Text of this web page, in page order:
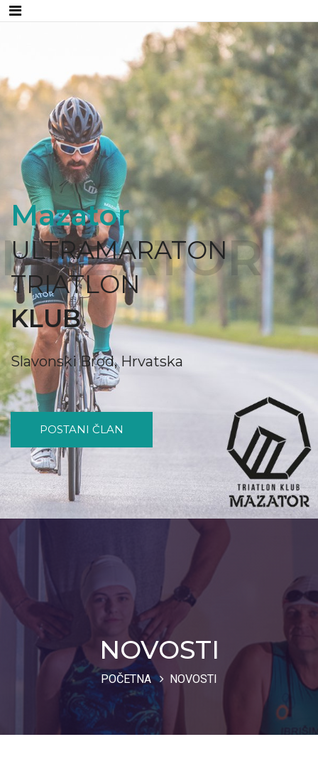
Mazator
ULTRAMARATON
TRIATLON
KLUB
Slavonski Brod, Hrvatska
POSTANI ČLAN
NOVOSTI
POČETNA NOVOSTI